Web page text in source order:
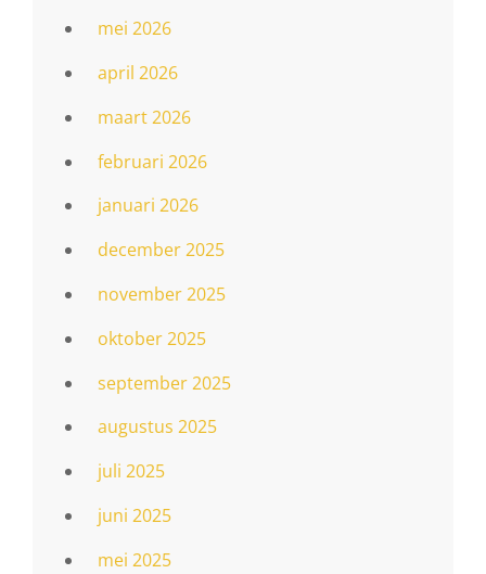
mei 2026
april 2026
maart 2026
februari 2026
januari 2026
december 2025
november 2025
oktober 2025
september 2025
augustus 2025
juli 2025
juni 2025
mei 2025